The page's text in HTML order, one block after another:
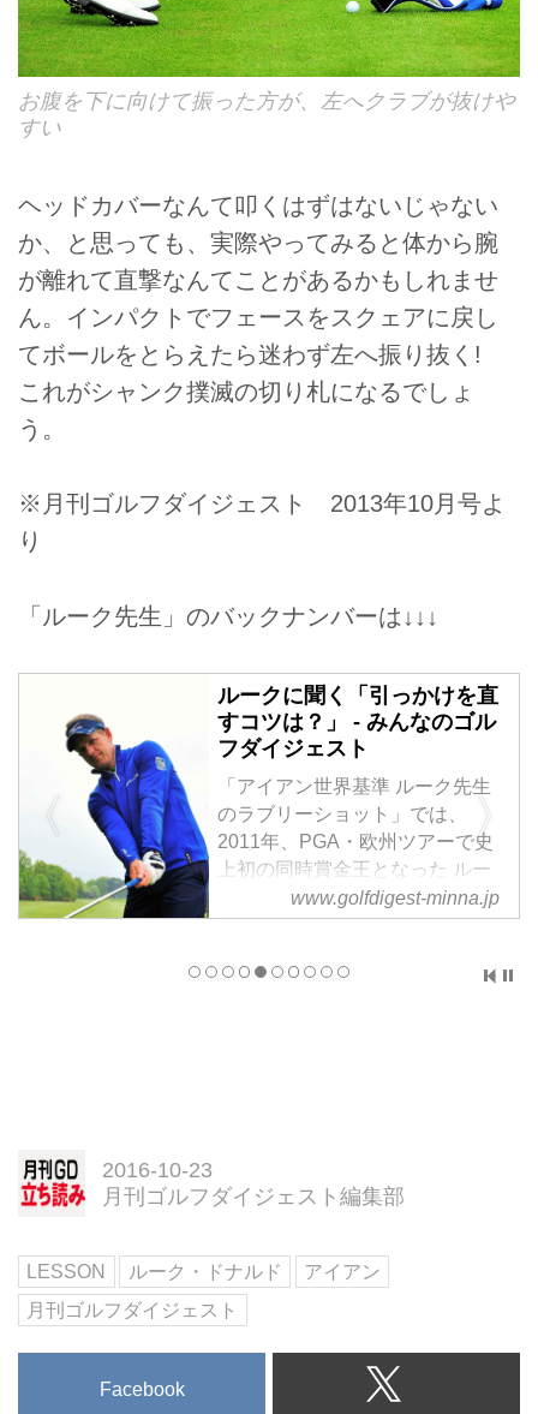
お腹を下に向けて振った方が、左へクラブが抜けや
すい
ヘッドカバーなんて叩くはずはないじゃない
か、と思っても、実際やってみると体から腕
が離れて直撃なんてことがあるかもしれませ
ん。インパクトでフェースをスクェアに戻し
てボールをとらえたら迷わず左へ振り抜く!
これがシャンク撲滅の切り札になるでしょ
う。
※月刊ゴルフダイジェスト 2013年10月号よ
り
「ルーク先生」のバックナンバーは↓↓↓
ルークに聞く「引っかけを直
すコツは？」 - みんなのゴル
フダイジェスト
「アイアン世界基準 ルーク先生
のラブリーショット」では、
2011年、PGA・欧州ツアーで史
上初の同時賞金王となった ルー
ク・ドナルドによるレッスンをご
紹介します。
アイアンで最も出やすいミスとい
ッスンしてもらおう。
「ウィー...
www.golfdigest-minna.jp
2016-10-23
月刊ゴルフダイジェスト編集部
LESSON ルーク・ドナルド
アイアン
月刊ゴルフダイジェスト
Facebook